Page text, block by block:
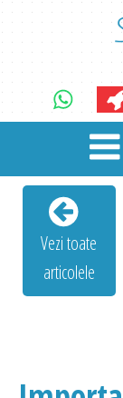
Vezi toate
articolele